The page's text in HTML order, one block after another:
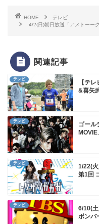
HOME
テレビ
4/2(日)朝日放送「アメトーー
関連記事
テレビ
【テ
&喜矢
テレビ
ゴール
テレビ
1/22(
第1回
テレビ
6/10(
ボンバ